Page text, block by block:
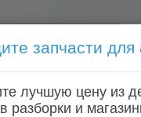
Голосовой запрос
Главная
запчасти для
лучшую цену из
разборки и